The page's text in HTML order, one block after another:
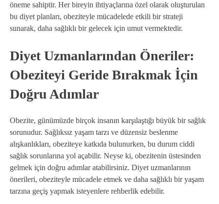
öneme sahiptir. Her bireyin ihtiyaçlarına özel olarak oluşturulan
bu diyet planları, obeziteyle mücadelede etkili bir strateji
sunarak, daha sağlıklı bir gelecek için umut vermektedir.
Diyet Uzmanlarından Öneriler:
Obeziteyi Geride Bırakmak İçin
Doğru Adımlar
Obezite, günümüzde birçok insanın karşılaştığı büyük bir sağlık
sorunudur. Sağlıksız yaşam tarzı ve düzensiz beslenme
alışkanlıkları, obeziteye katkıda bulunurken, bu durum ciddi
sağlık sorunlarına yol açabilir. Neyse ki, obezitenin üstesinden
gelmek için doğru adımlar atabilirsiniz. Diyet uzmanlarının
önerileri, obeziteyle mücadele etmek ve daha sağlıklı bir yaşam
tarzına geçiş yapmak isteyenlere rehberlik edebilir.